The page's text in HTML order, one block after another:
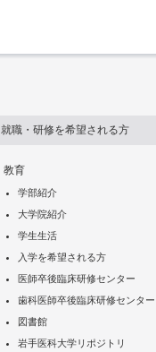
就職・研修を希望される方
教育
学部紹介
大学院紹介
学生生活
入学を希望される方
医師卒後臨床研修センター
歯科医師卒後臨床研修センター
図書館
岩手医科大学リポジトリ